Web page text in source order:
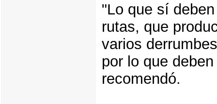
"Lo que sí
rutas, que
varios
por lo que
recomendó.